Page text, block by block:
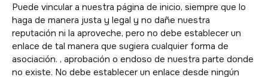
Puede vincular a nuestra página de inicio, siempre que lo
haga de manera justa y legal y no dañe nuestra
reputación ni la aproveche, pero no debe establecer un
enlace de tal manera que sugiera cualquier forma de
asociación. , aprobación o endoso de nuestra parte donde
no existe. No debe establecer un enlace desde ningún